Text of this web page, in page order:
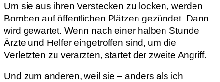
Um sie aus ihren Verstecken zu locken, werden
Bomben auf öffentlichen Plätzen gezündet. Dann
wird gewartet. Wenn nach einer halben Stunde
Ärzte und Helfer eingetroffen sind, um die
Verletzten zu verarzten, startet der zweite Angriff.
Und zum anderen, weil sie – anders als ich